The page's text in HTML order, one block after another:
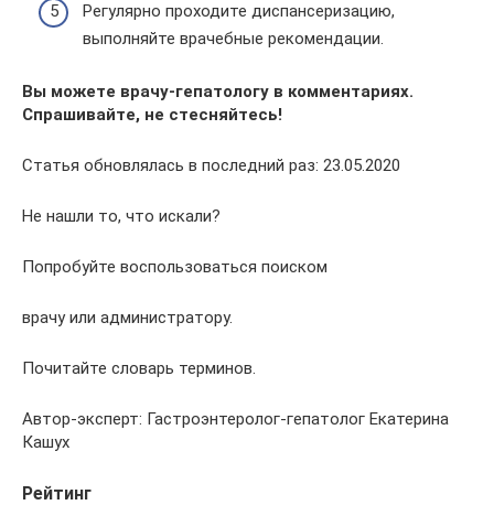
Регулярно проходите диспансеризацию,
выполняйте врачебные рекомендации.
Вы можете врачу-гепатологу в комментариях.
Спрашивайте, не стесняйтесь!
Статья обновлялась в последний раз: 23.05.2020
Не нашли то, что искали?
Попробуйте воспользоваться поиском
врачу или администратору.
Почитайте словарь терминов.
Автор-эксперт: Гастроэнтеролог-гепатолог Екатерина
Кашух
Рейтинг